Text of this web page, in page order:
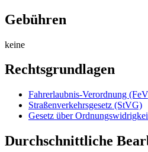
Gebühren
keine
Rechtsgrundlagen
Fahrerlaubnis-Verordnung
Straßenverkehrsgesetz (StVG)
Gesetz über
Durchschnittliche